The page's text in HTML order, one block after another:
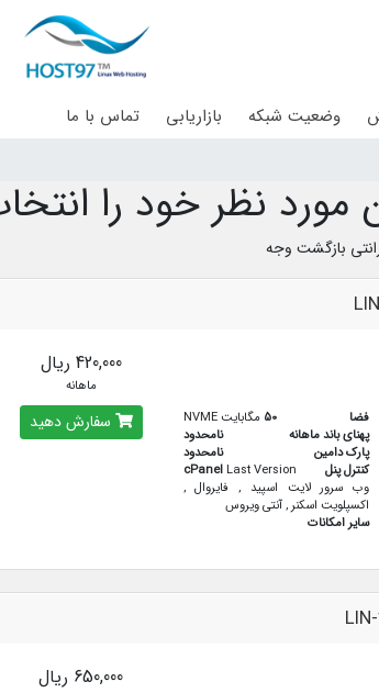
وضعیت شبکه بازاریابی تماس با ما
مورد نظر خود را
50 مگابایت NVME
فضا
نامحدود
پهنای باند ماهانه
نامحدود
پارک دامین
cPanelLast Version
کنترل پنل
وب سرور لایت اسپید , فایروال ,
اکسپلویت اسکنر , آنتی ویروس
سایر امکانات
420,000 ریال
ماهانه
سفارش دهید
650,000 ریال